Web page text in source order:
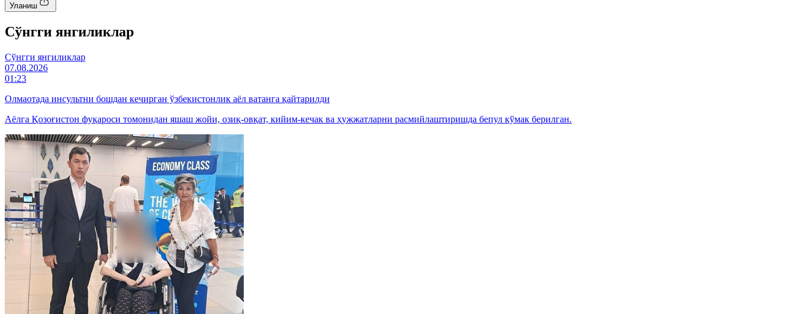
Уланиш
Cўнгги янгиликлар
Cўнгги янгиликлар
07.08.2026
01:23
Олмаотада инсультни бошдан кечирган ўзбекистонлик аёл ватанга қайтарилди
Аёлга Қозоғистон фуқароси томонидан яшаш жойи, озиқ-овқат, кийим-кечак ва ҳужжатларни расмийлаштиришда бепул кўмак берилган.